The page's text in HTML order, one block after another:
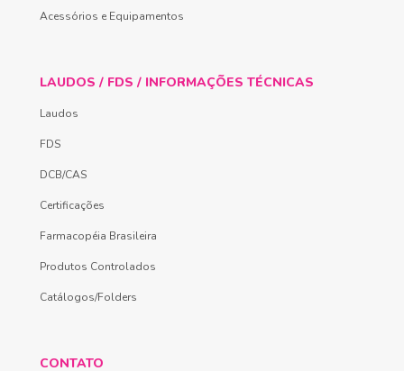
Acessórios e Equipamentos
LAUDOS / FDS / INFORMAÇÕES TÉCNICAS
Laudos
FDS
DCB/CAS
Certificações
Farmacopéia Brasileira
Produtos Controlados
Catálogos/Folders
CONTATO